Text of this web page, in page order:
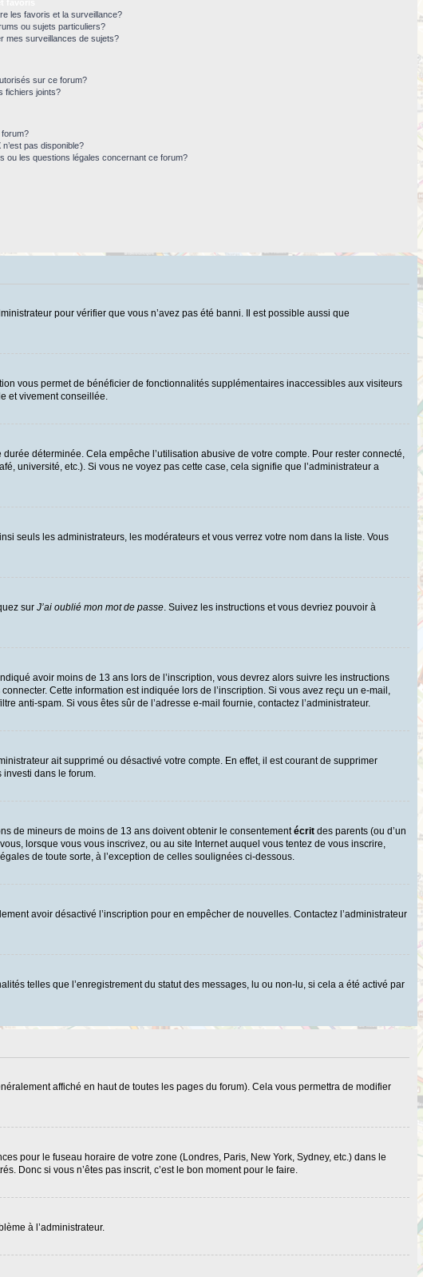
les favoris et la surveillance?
ou sujets particuliers?
mes surveillances de sujets?
sur ce forum?
fichiers joints?
pas disponible?
ou les questions légales concernant ce forum?
pour vérifier que vous n’avez pas été banni. Il est possible aussi que
vous permet de bénéficier de fonctionnalités supplémentaires inaccessibles aux visiteurs
et vivement conseillée.
déterminée. Cela empêche l’utilisation abusive de votre compte. Pour rester connecté,
université, etc.). Si vous ne voyez pas cette case, cela signifie que l’administrateur a
seuls les administrateurs, les modérateurs et vous verrez votre nom dans la liste. Vous
sur J’ai oublié mon mot de passe . Suivez les instructions et vous devriez pouvoir à
avoir moins de 13 ans lors de l’inscription, vous devrez alors suivre les instructions
Cette information est indiquée lors de l’inscription. Si vous avez reçu un e-mail,
anti-spam. Si vous êtes sûr de l’adresse e-mail fournie, contactez l’administrateur.
ait supprimé ou désactivé votre compte. En effet, il est courant de supprimer
dans le forum.
de mineurs de moins de 13 ans doivent obtenir le consentementécrit des parents (ou d’un
lorsque vous vous inscrivez, ou au site Internet auquel vous tentez de vous inscrire,
de toute sorte, à l’exception de celles soulignées ci-dessous.
avoir désactivé l’inscription pour en empêcher de nouvelles. Contactez l’administrateur
telles que l’enregistrement du statut des messages, lu ou non-lu, si cela a été activé par
affiché en haut de toutes les pages du forum). Cela vous permettra de modifier
pour le fuseau horaire de votre zone (Londres, Paris, New York, Sydney, etc.) dans le
Donc si vous n’êtes pas inscrit, c’est le bon moment pour le faire.
à l’administrateur.